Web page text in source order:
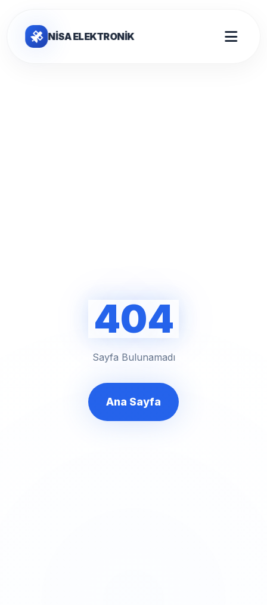
NİSA ELEKTRONİK
404
Sayfa Bulunamadı
Ana Sayfa